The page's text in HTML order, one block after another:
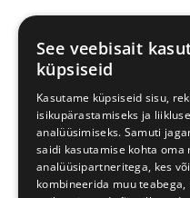
See veebisait
küpsiseid
Kasutame küpsiseid sisu,
isikupärastamiseks ja liikluse
analüüsimiseks. Samuti
saidi kasutamise kohta oma
analüüsipartneritega, kes
kombineerida muu teabega,